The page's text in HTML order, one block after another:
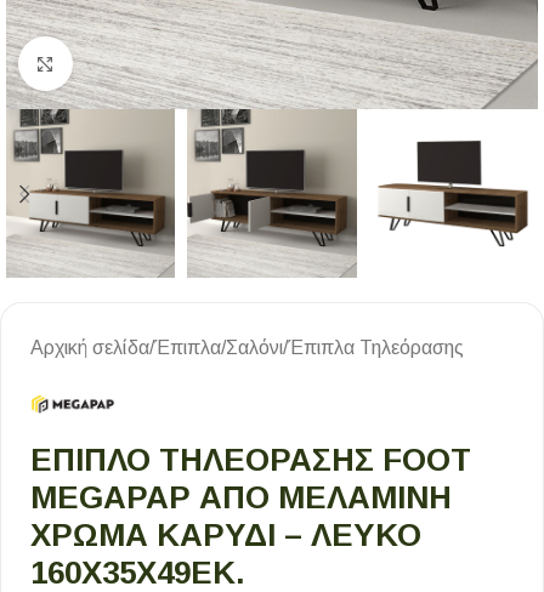
Κλικ για μεγέθυνση
Αρχική σελίδα/Έπιπλα/Σαλόνι/Έπιπλα Τηλεόρασης
ΈΠΙΠΛΟ ΤΗΛΕΌΡΑΣΗΣ FOOT
MEGAPAP ΑΠΌ ΜΕΛΑΜΊΝΗ
ΧΡΏΜΑ ΚΑΡΥΔΊ – ΛΕΥΚΌ
160X35X49ΕΚ.